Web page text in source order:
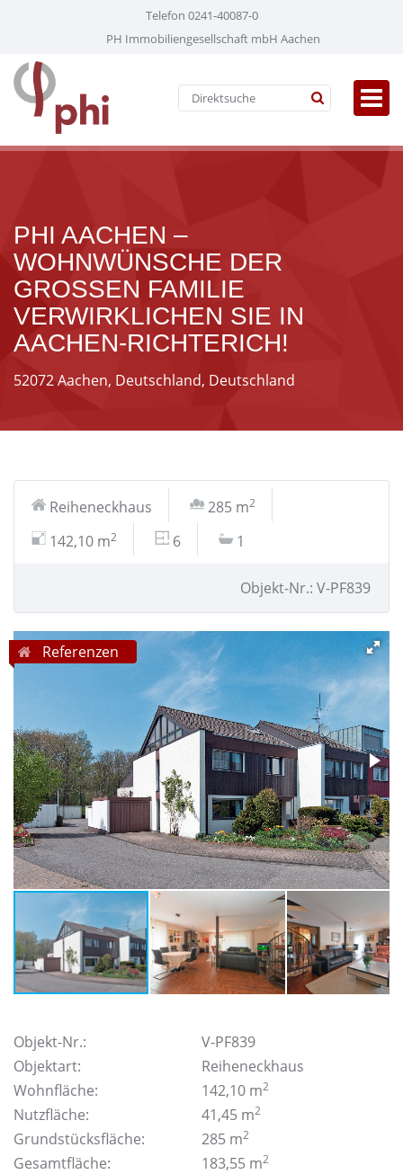
Telefon 0241-40087-0
PH Immobiliengesellschaft mbH Aachen
PHI AACHEN –
WOHNWÜNSCHE DER
GROSSEN FAMILIE V
ERWIRKLICHEN SIE IN A
ACHEN-RICHTERICH!
52072 Aachen, Deutschland, Deutschland
Reiheneckhaus 285 m2
142,10 m2 6 1
Objekt-Nr.: V-PF839
Referenzen
Objekt-Nr.:
V-PF839
Objektart:
Reiheneckhaus
Wohnfläche:
142,10 m2
Nutzfläche: 41,45 m2
Grundstücksfläche: 285 m2
Gesamtfläche: 183,55 m2